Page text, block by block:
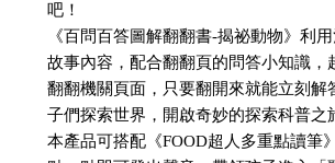
吧！
《百問百答圖解翻翻書-揭祕動物》利
故事內容，配合翻翻頁的問答小知識，
翻翻機關頁面，只要翻開來就能立刻解
子們探索世界，開啟奇妙的探索科普之
本產品可搭配《FOOD超人多重點讀筆